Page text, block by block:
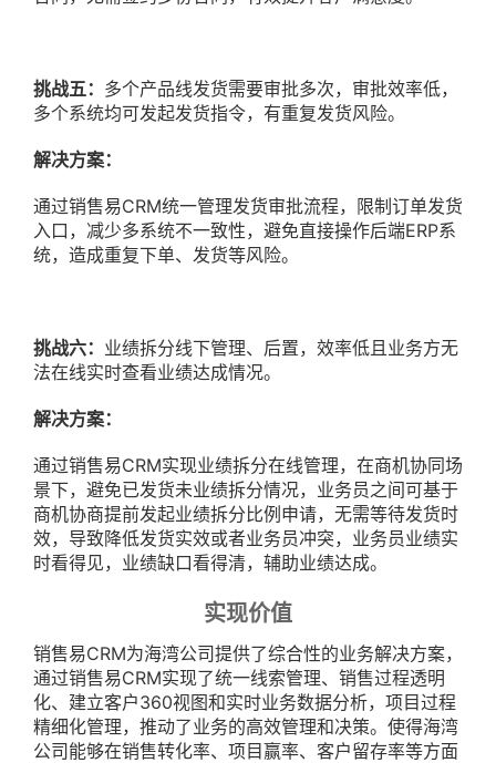
挑战五： 多个产品线发货需要审批多次，审批效率低，
多个系统均可发起发货指令，有重复发货风险。
解决方案：
通过销售易CRM统一管理发货审批流程，限制订单发货
入口，减少多系统不一致性，避免直接操作后端ERP系
统，造成重复下单、发货等风险。
挑战六： 业绩拆分线下管理、后置，效率低且业务方无
法在线实时查看业绩达成情况。
解决方案：
通过销售易CRM实现业绩拆分在线管理，在商机协同场
景下，避免已发货未业绩拆分情况，业务员之间可基于
商机协商提前发起业绩拆分比例申请，无需等待发货时
效，导致降低发货实效或者业务员冲突，业务员业绩实
时看得见，业绩缺口看得清，辅助业绩达成。
实现价值
销售易CRM为海湾公司提供了综合性的业务解决方案，
通过销售易CRM实现了统一线索管理、销售过程透明
化、建立客户360视图和实时业务数据分析，项目过程
精细化管理，推动了业务的高效管理和决策。使得海湾
公司能够在销售转化率、项目赢率、客户留存率等方面